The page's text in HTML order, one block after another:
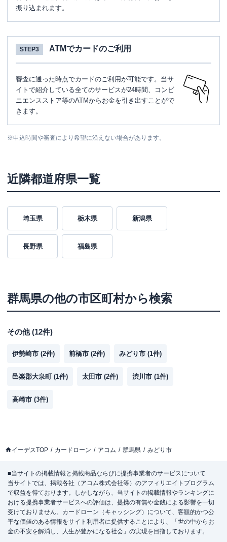
振り込まれます。
STEP3 ATMでカードのご利用
審査に通った時点でカードのご利用が可能です。当サ
イトで紹介している全てのサービスが24時間、コンビ
ニエンスストア等のATMからお金を引き出すことがで
きます。
※申込時間や審査により希望に沿えない場合があります。
近隣都道府県一覧
埼玉県 栃木県 新潟県
長野県 福島県
群馬県の他の市区町村から検索
その他(12件)
伊勢崎市 (2件) 前橋市 (2件) みどり市 (1件)
邑楽郡大泉町 (1件) 太田市 (2件) 渋川市 (1件)
高崎市 (3件)
イーデスTOP カードローン アコム 群馬県 みどり市
■当サイトの掲載情報と掲載商品ならびに提携事業者のサービスについて
当サイトでは、掲載各社（アコム株式会社等）のアフィリエイトプログラム
で収益を得ております。しかしながら、当サイトの掲載情報やランキングに
おける提携事業者サービスへの評価は、提携の有無や金銭による影響を一切
受けておりません。カードローン（キャッシング）について、客観的かつ公
平な価値のある情報をサイト利用者に提供することにより、「世の中からお
金の不安を解消し、人生が豊かになる社会」の実現を目指しております。